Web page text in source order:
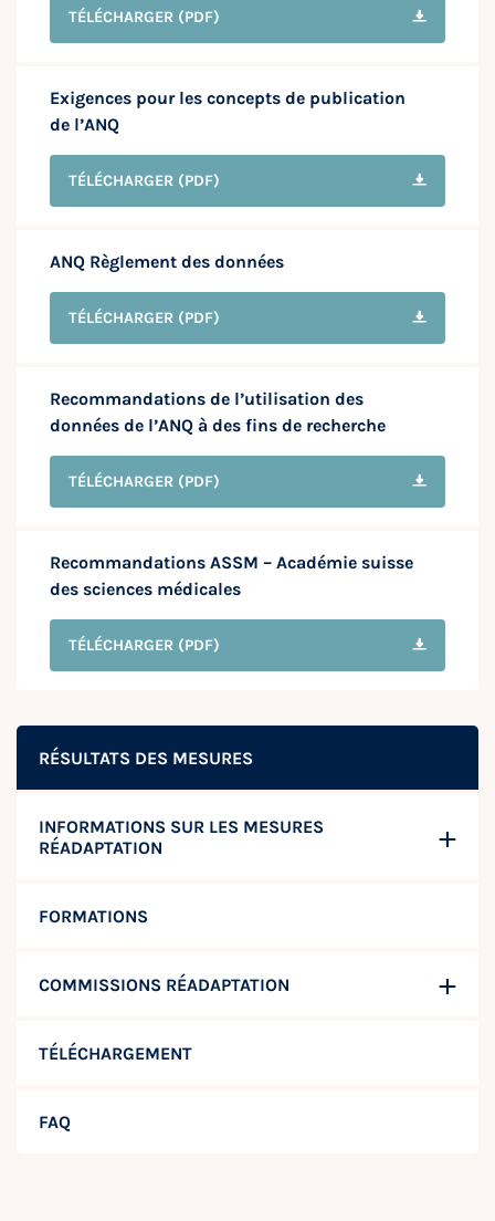
RÉSULTATS DES MESURES
INFORMATIONS SUR LES MESURES
RÉADAPTATION
FORMATIONS
COMMISSIONS RÉADAPTATION
TÉLÉCHARGEMENT
FAQ
TÉLÉCHARGER (PDF)
Exigences pour les concepts de publication
de l’ANQ
TÉLÉCHARGER (PDF)
ANQ Règlement des données
TÉLÉCHARGER (PDF)
Recommandations de l’utilisation des
données de l’ANQ à des fins de recherche
TÉLÉCHARGER (PDF)
Recommandations ASSM – Académie suisse
des sciences médicales
TÉLÉCHARGER (PDF)